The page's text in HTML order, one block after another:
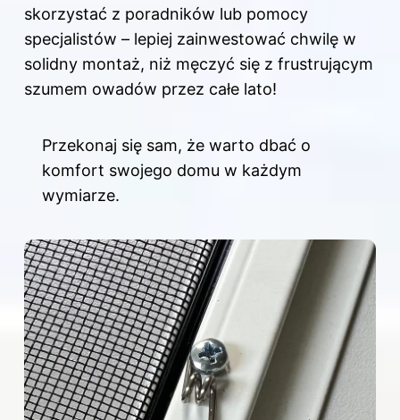
skorzystać z poradników lub pomocy
specjalistów – lepiej zainwestować chwilę w
solidny montaż, niż męczyć się z frustrującym
szumem owadów przez całe lato!
Przekonaj się sam, że warto dbać o
komfort swojego domu w każdym
wymiarze.